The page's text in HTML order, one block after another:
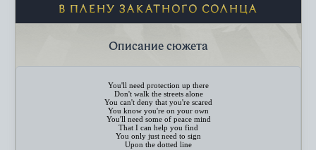
В ПЛЕНУ ЗАКАТНОГО СОЛНЦА
Описание сюжета
You'll need protection up there
Don't walk the streets alone
You can't deny that you're scared
You know you're on your own
You'll need some of peace mind
That I can help you find
You only just need to sign
Upon the dotted line